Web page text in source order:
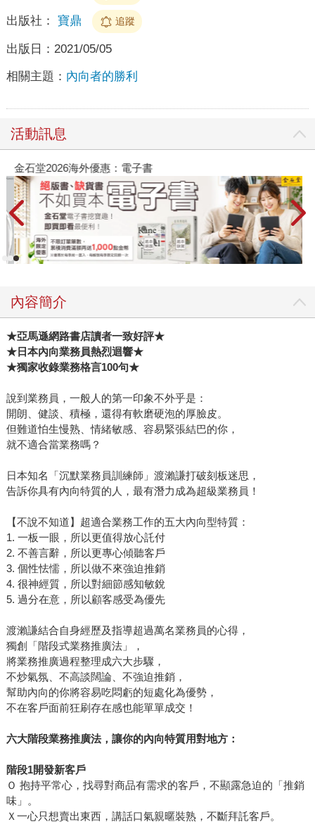
出版社： 寶鼎 追蹤
出版日： 2021/05/05
相關主題： 內向者的勝利
活動訊息
金石堂2026海外優惠：電子書
內容簡介
★亞馬遜網路書店讀者一致好評★
★日本內向業務員熱烈迴響★
★獨家收錄業務格言100句★
說到業務員，一般人的第一印象不外乎是：
開朗、健談、積極，還得有軟磨硬泡的厚臉皮。
但難道怕生慢熟、情緒敏感、容易緊張結巴的你，
就不適合當業務嗎？
日本知名「沉默業務員訓練師」渡瀨謙打破刻板迷思，
告訴你具有內向特質的人，最有潛力成為超級業務員！
【不說不知道】超適合業務工作的五大內向型特質：
1. 一板一眼，所以更值得放心託付
2. 不善言辭，所以更專心傾聽客戶
3. 個性怯懦，所以做不來強迫推銷
4. 很神經質，所以對細節感知敏銳
5. 過分在意，所以顧客感受為優先
渡瀨謙結合自身經歷及指導超過萬名業務員的心得，
獨創「階段式業務推廣法」，
將業務推廣過程整理成六大步驟，
不炒氣氛、不高談闊論、不強迫推銷，
幫助內向的你將容易吃悶虧的短處化為優勢，
不在客戶面前狂刷存在感也能單單成交！
六大階段業務推廣法，讓你的內向特質用對地方：
階段1開發新客戶
Ｏ 抱持平常心，找尋對商品有需求的客戶，不顯露急迫的「推銷
味」。
Ｘ一心只想賣出東西，講話口氣親暱裝熟，不斷拜託客戶。